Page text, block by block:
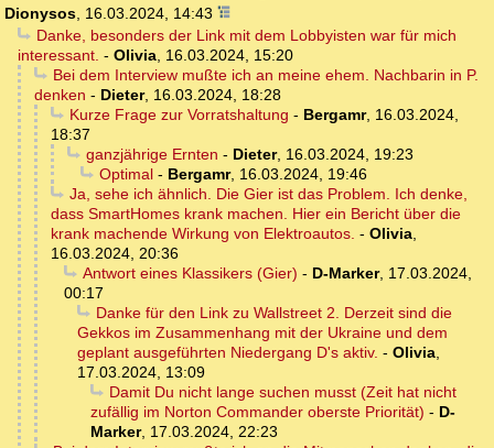
Dionysos, 16.03.2024, 14:43
Danke, besonders der Link mit dem Lobbyisten war für mich
interessant. - Olivia, 16.03.2024, 15:20
Bei dem Interview mußte ich an meine ehem. Nachbarin in P.
denken - Dieter, 16.03.2024, 18:28
Kurze Frage zur Vorratshaltung - Bergamr, 16.03.2024,
18:37
ganzjährige Ernten - Dieter, 16.03.2024, 19:23
Optimal- Bergamr, 16.03.2024, 19:46
Ja, sehe ich ähnlich. Die Gier ist das Problem. Ich denke,
dass SmartHomes krank machen. Hier ein Bericht über die
krank machende Wirkung von Elektroautos. - Olivia,
16.03.2024, 20:36
Antwort eines Klassikers (Gier) - D-Marker, 17.03.2024,
00:17
Danke für den Link zu Wallstreet 2. Derzeit sind die
Gekkos im Zusammenhang mit der Ukraine und dem
geplant ausgeführten Niedergang D's aktiv. - Olivia,
17.03.2024, 13:09
Damit Du nicht lange suchen musst (Zeit hat nicht
zufällig im Norton Commander oberste Priorität) - D-
Marker, 17.03.2024, 22:23